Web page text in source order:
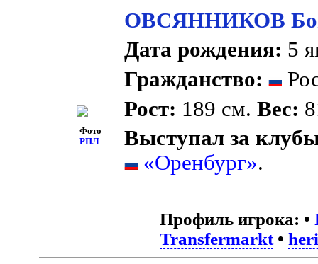
Фото
РПЛ
ОВСЯННИКОВ
Дата рождения: 5
Гражданство:
Рост: 189 см.Вес:
Выступал за
«Оренбург».
Профиль игрока: •
Transfermarkt•